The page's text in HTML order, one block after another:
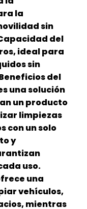
la
sin
del
ideal para
sin
del
una solución
un producto
limpiezas
con un solo
y
uso.
una
vehículos,
mientras